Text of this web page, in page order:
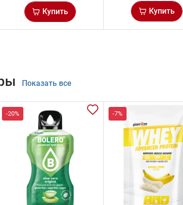
Купить
Купить
Показать все
-20% -7%